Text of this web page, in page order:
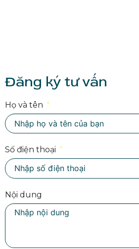
Đăng ký tư vấn
Họ và tên
Số điện thoại
Nội dung